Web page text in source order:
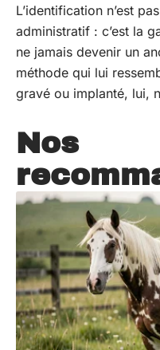
L’identification n’est
administratif : c’est la
ne jamais devenir un
méthode qui lui
gravé ou implanté, lui,
Nos